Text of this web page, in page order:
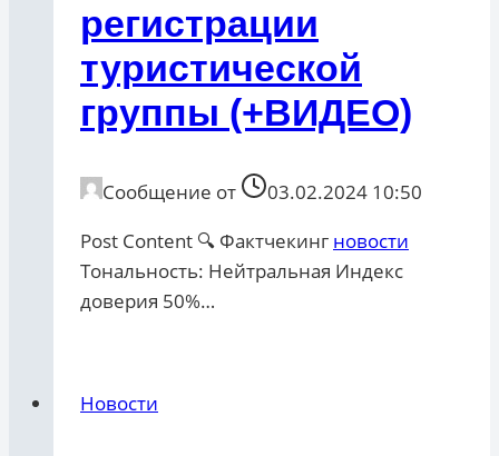
регистрации
туристической
группы (+ВИДEO)
Сообщение от
03.02.2024 10:50
Post Content 🔍 Фактчекинг новости
Тональность: Нейтральная Индекс
доверия 50%…
Новости